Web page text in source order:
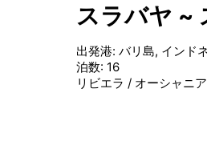
スラバヤ ~
出発港: バリ島, インド
泊数: 16
リビエラ / オーシャニ